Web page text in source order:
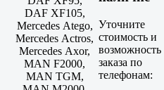
DAF XF105,
Mercedes Atego,
Mercedes Actros,
Mercedes Axor,
MAN F2000,
MAN TGM,
Уточните
стоимость и
возможность
заказа по
телефонам: